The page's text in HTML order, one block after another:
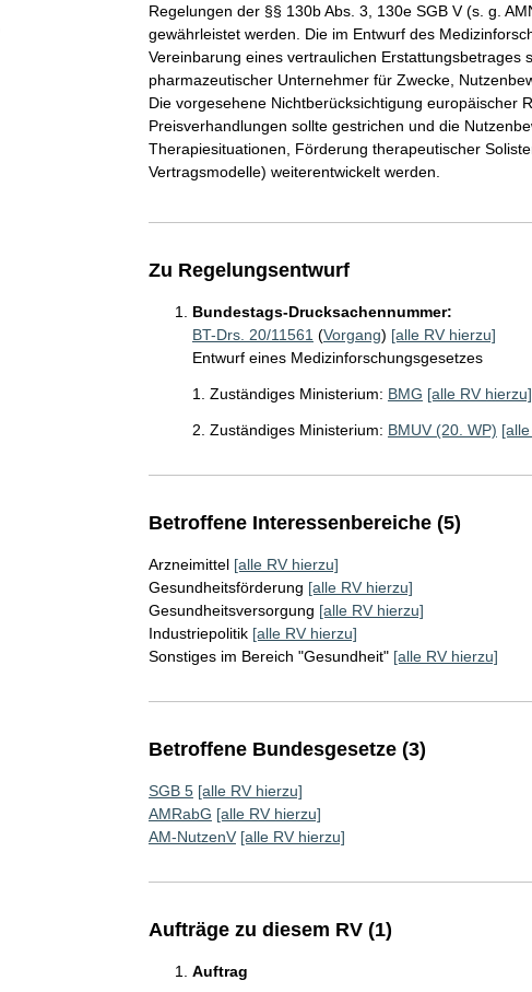
Regelungen der §§ 130b Abs. 3, 130e SGB V (s. g.
gewährleistet werden. Die im Entwurf des
Vereinbarung eines vertraulichen Erstattungsbetrages
pharmazeutischer Unternehmer für Zwecke,
Die vorgesehene Nichtberücksichtigung europäischer
Preisverhandlungen sollte gestrichen und die
Therapiesituationen, Förderung therapeutischer
Vertragsmodelle) weiterentwickelt werden.
Zu Regelungsentwurf
Bundestags-Drucksachennummer:
BT-Drs. 20/11561 (Vorgang) [alle RV hierzu]
Entwurf eines Medizinforschungsgesetzes
1. Zuständiges Ministerium: BMG [alle RV hierzu]
2. Zuständiges Ministerium: BMUV (20. WP)
Betroffene Interessenbereiche (5)
Arzneimittel [alle RV hierzu]
Gesundheitsförderung [alle RV hierzu]
Gesundheitsversorgung [alle RV hierzu]
Industriepolitik [alle RV hierzu]
Sonstiges im Bereich "Gesundheit" [alle RV hierzu]
Betroffene Bundesgesetze (3)
SGB 5 [alle RV hierzu]
AMRabG [alle RV hierzu]
AM-NutzenV [alle RV hierzu]
Aufträge zu diesem RV (1)
Auftrag